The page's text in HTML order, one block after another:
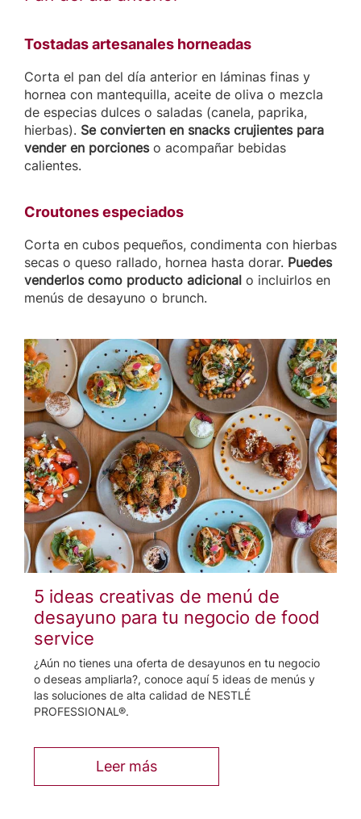
Tostadas artesanales horneadas
Corta el pan del día anterior en láminas finas y
hornea con mantequilla, aceite de oliva o mezcla
de especias dulces o saladas (canela, paprika,
hierbas). Se convierten en snacks crujientes para
vender en porcioneso acompañar bebidas
calientes.
Croutones especiados
Corta en cubos pequeños, condimenta con hierbas
secas o queso rallado, hornea hasta dorar. Puedes
venderlos como producto adicional o incluirlos en
menús de desayuno o brunch.
5 ideas creativas de menú de
desayuno para tu negocio de food
service
¿Aún no tienes una oferta de desayunos en tu negocio
o deseas ampliarla?, conoce aquí 5 ideas de menús y
las soluciones de alta calidad de NESTLÉ
PROFESSIONAL®.
Leer más